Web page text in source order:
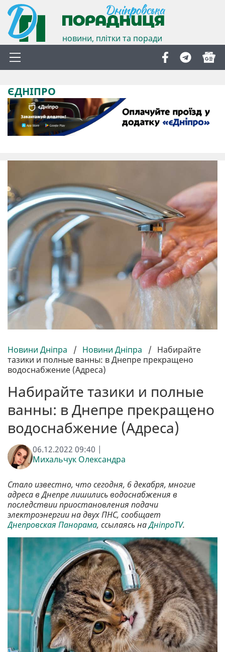
новини, плітки та поради
ЄДНІПРО
Новини Дніпра / Новини Дніпра / Набирайте
тазики и полные ванны: в Днепре прекращено
водоснабжение (Адреса)
Набирайте тазики и полные
ванны: в Днепре прекращено
водоснабжение (Адреса)
06.12.2022 09:40 |
Михальчук Олександра
Стало известно, что сегодня, 6 декабря, многие
адреса в Днепре лишились водоснабжения в
последствии приостановления подачи
электроэнергии на двух ПНС, сообщает
Днепровская Панорама, ссылаясь наДніпроTV.